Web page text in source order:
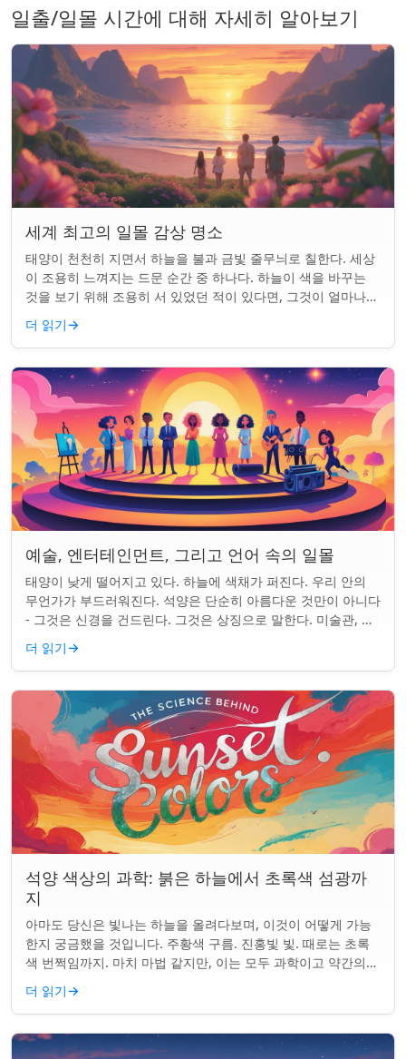
일출/일몰 시간에 대해 자세히 알아보기
세계 최고의 일몰 감상 명소
태양이 천천히 지면서 하늘을 불과 금빛 줄무늬로 칠한다. 세상
이 조용히 느껴지는 드문 순간 중 하나다. 하늘이 색을 바꾸는
것을 보기 위해 조용히 서 있었던 적이 있다면, 그것이 얼마나
마법 같은 일인지 알 것이다....
더 읽기→
예술, 엔터테인먼트, 그리고 언어 속의 일몰
태양이 낮게 떨어지고 있다. 하늘에 색채가 퍼진다. 우리 안의
무언가가 부드러워진다. 석양은 단순히 아름다운 것만이 아니다
- 그것은 신경을 건드린다. 그것은 상징으로 말한다. 미술관, 화
면, 그리고 우리가 말하는 ...
더 읽기→
석양 색상의 과학: 붉은 하늘에서 초록색 섬광까
지
아마도 당신은 빛나는 하늘을 올려다보며, 이것이 어떻게 가능
한지 궁금했을 것입니다. 주황색 구름. 진홍빛 빛. 때로는 초록
색 번쩍임까지. 마치 마법 같지만, 이는 모두 과학이고 약간의
타이밍의 문제입니다. 태양은 지...
더 읽기→